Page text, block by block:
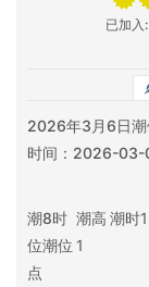
已加入
2026年3月6日潮
时间：2026-03-
潮
位
点
8时
潮位
潮高
1
潮时1